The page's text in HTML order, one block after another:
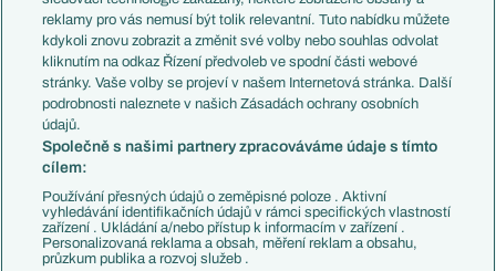
v nadstavenom čase za stavu 2:0. Minulé kolo z prdele
rozhodca klika. Sme teraz na tej pozícii, lebo
konkurencia je ešte horšia.
Ale darí sa nám odkedy odišiel Ranieri, čo tiež nemusí
zlom období sa to trochu rozbehlo, čo značí, že kabína
Reagovat
pastal 18.05.2026 06:42
reklamy pro vás nemusí být tolik relevantní. Tuto nabídku můžete
kdykoli znovu zobrazit a změnit své volby nebo souhlas odvolat
kliknutím na odkaz Řízení předvoleb ve spodní části webové
stránky. Vaše volby se projeví v našem Internetová stránka. Další
podrobnosti naleznete v našich Zásadách ochrany osobních
údajů.
Společně s našimi partnery zpracováváme údaje s tímto
cílem:
Používání přesných údajů o zeměpisné poloze . Aktivní
vyhledávání identifikačních údajů v rámci specifických vlastností
zařízení . Ukládání a/nebo přístup k informacím v zařízení .
Personalizovaná reklama a obsah, měření reklam a obsahu,
průzkum publika a rozvoj služeb .